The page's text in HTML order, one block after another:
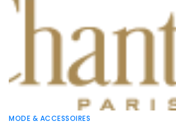
MODE & ACCESSOIRES